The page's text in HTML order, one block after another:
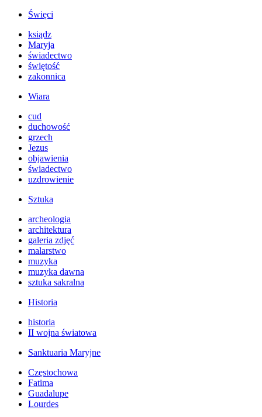
Święci
ksiądz
Maryja
świadectwo
świętość
zakonnica
Wiara
cud
duchowość
grzech
Jezus
objawienia
świadectwo
uzdrowienie
Sztuka
archeologia
architektura
galeria zdjęć
malarstwo
muzyka
muzyka dawna
sztuka sakralna
Historia
historia
II wojna światowa
Sanktuaria Maryjne
Częstochowa
Fatima
Guadalupe
Lourdes